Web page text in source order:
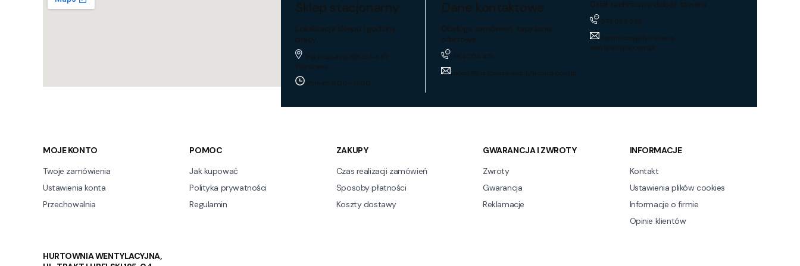
Sklep stacjonarny
Lokalizacja sklepu i godziny
pracy
Trakt Lubelski 195, 04-667
Warszawa
Pon-pt: 8:00 - 17:00
Dane kontaktowe
Obsługa zamówień, zapytania
ofertowe
884 024 451
sklep@hurtownia-wentylacyjna.com.pl
Dział techniczny, dobór towaru
574 694 534
techniczny@hurtownia-
wentylacyjna.com.pl
Linki w stopce
MOJE KONTO
Twoje zamówienia
Ustawienia konta
Przechowalnia
POMOC
Jak kupować
Polityka prywatności
Regulamin
ZAKUPY
Czas realizacji zamówień
Sposoby płatności
Koszty dostawy
GWARANCJA I ZWROTY
Zwroty
Gwarancja
Reklamacje
INFORMACJE
Kontakt
Ustawienia plików cookies
Informacje o firmie
Opinie klientów
HURTOWNIA WENTYLACYJNA,